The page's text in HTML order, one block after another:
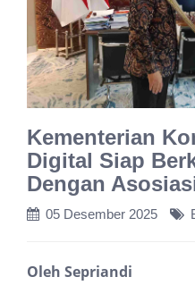
Kementerian
Digital Siap
Dengan
05 Desember 2025
Oleh Sepriandi